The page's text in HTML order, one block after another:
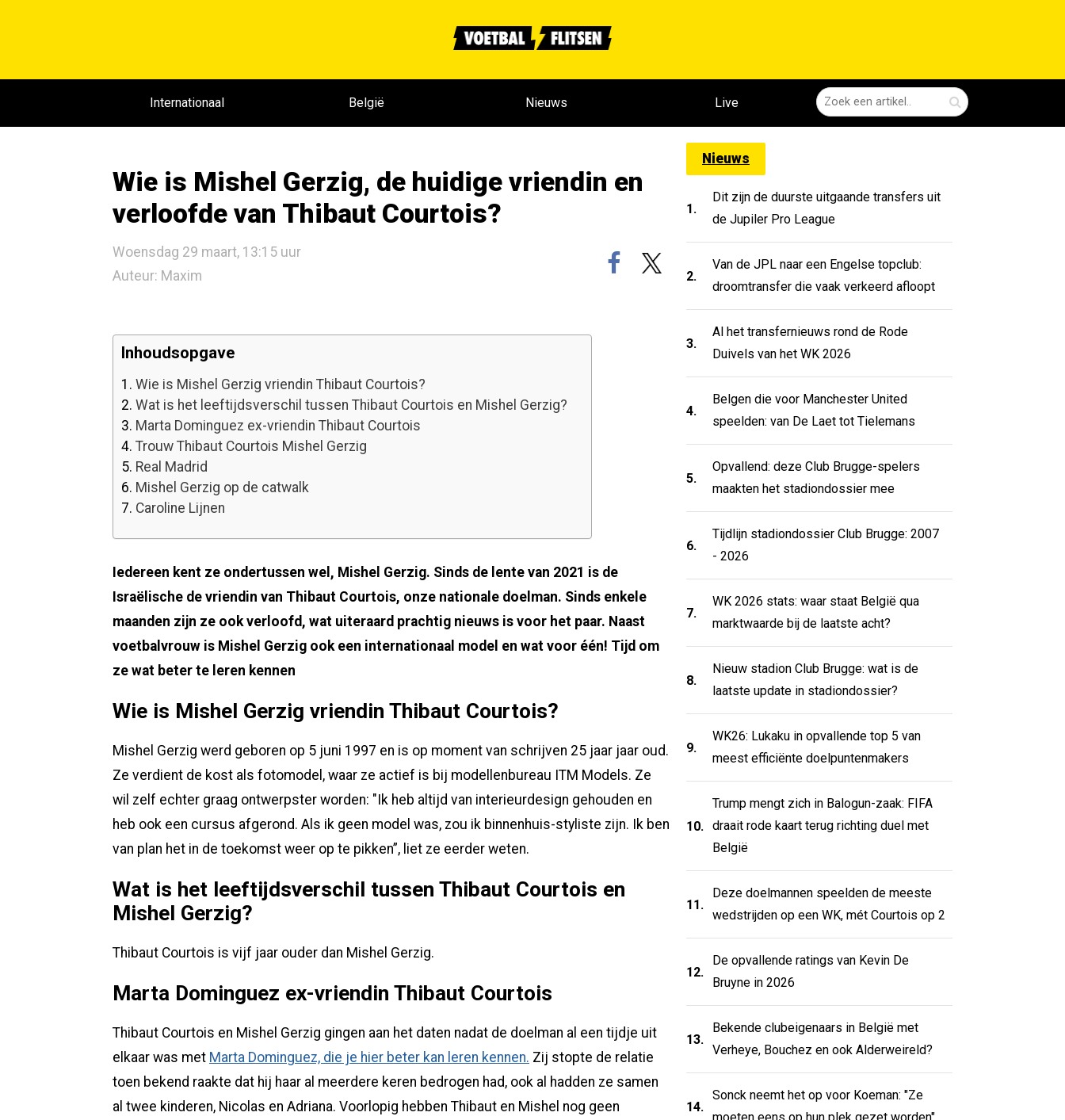
Internationaal België Nieuws Live
Wie is Mishel Gerzig, de huidige vriendin en
verloofde van Thibaut Courtois?
Woensdag 29 maart, 13:15 uur
Auteur: Maxim
Inhoudsopgave
1. Wie is Mishel Gerzig vriendin Thibaut Courtois?
2. Wat is het leeftijdsverschil tussen Thibaut Courtois en Mishel Gerzig?
3. Marta Dominguez ex-vriendin Thibaut Courtois
4. Trouw Thibaut Courtois Mishel Gerzig
5. Real Madrid
6. Mishel Gerzig op de catwalk
7. Caroline Lijnen
Iedereen kent ze ondertussen wel, Mishel Gerzig. Sinds de lente van 2021 is de
Israëlische de vriendin van Thibaut Courtois, onze nationale doelman. Sinds enkele
maanden zijn ze ook verloofd, wat uiteraard prachtig nieuws is voor het paar. Naast
voetbalvrouw is Mishel Gerzig ook een internationaal model en wat voor één! Tijd om
ze wat beter te leren kennen
Wie is Mishel Gerzig vriendin Thibaut Courtois?
Mishel Gerzig werd geboren op 5 juni 1997 en is op moment van schrijven 25 jaar jaar oud.
Ze verdient de kost als fotomodel, waar ze actief is bij modellenbureau ITM Models. Ze
wil zelf echter graag ontwerpster worden: "Ik heb altijd van interieurdesign gehouden en
heb ook een cursus afgerond. Als ik geen model was, zou ik binnenhuis-styliste zijn. Ik ben
van plan het in de toekomst weer op te pikken”, liet ze eerder weten.
Wat is het leeftijdsverschil tussen Thibaut Courtois en
Mishel Gerzig?
Thibaut Courtois is vijf jaar ouder dan Mishel Gerzig.
Marta Dominguez ex-vriendin Thibaut Courtois
Thibaut Courtois en Mishel Gerzig gingen aan het daten nadat de doelman al een tijdje uit
elkaar was met Marta Dominguez, die je hier beter kan leren kennen. Zij stopte de relatie
toen bekend raakte dat hij haar al meerdere keren bedrogen had, ook al hadden ze samen
al twee kinderen, Nicolas en Adriana. Voorlopig hebben Thibaut en Mishel nog geen
Nieuws
1.
Dit zijn de duurste uitgaande transfers uit
de Jupiler Pro League
2.
Van de JPL naar een Engelse topclub:
droomtransfer die vaak verkeerd afloopt
3.
Al het transfernieuws rond de Rode
Duivels van het WK 2026
4.
Belgen die voor Manchester United
speelden: van De Laet tot Tielemans
5.
Opvallend: deze Club Brugge-spelers
maakten het stadiondossier mee
6.
Tijdlijn stadiondossier Club Brugge: 2007
- 2026
7.
WK 2026 stats: waar staat België qua
marktwaarde bij de laatste acht?
8.
Nieuw stadion Club Brugge: wat is de
laatste update in stadiondossier?
9.
WK26: Lukaku in opvallende top 5 van
meest efficiënte doelpuntenmakers
10.
Trump mengt zich in Balogun-zaak: FIFA
draait rode kaart terug richting duel met
België
11.
Deze doelmannen speelden de meeste
wedstrijden op een WK, mét Courtois op 2
12.
De opvallende ratings van Kevin De
Bruyne in 2026
13.
Bekende clubeigenaars in België met
Verheye, Bouchez en ook Alderweireld?
14.
Sonck neemt het op voor Koeman: "Ze